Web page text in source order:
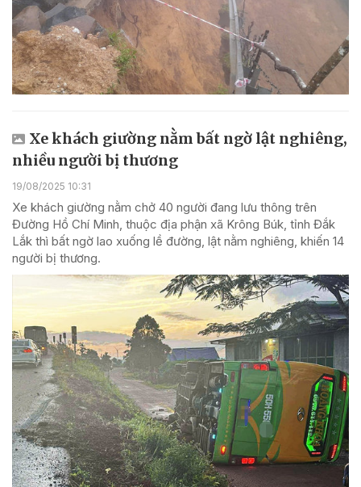
Xe khách giường nằm bất ngờ lật nghiêng,
nhiều người bị thương
19/08/2025 10:31
Xe khách giường nằm chở 40 người đang lưu thông trên
Đường Hồ Chí Minh, thuộc địa phận xã Krông Búk, tỉnh Đắk
Lắk thì bất ngờ lao xuống lề đường, lật nằm nghiêng, khiến 14
người bị thương.